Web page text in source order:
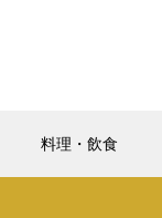
料理・飲食